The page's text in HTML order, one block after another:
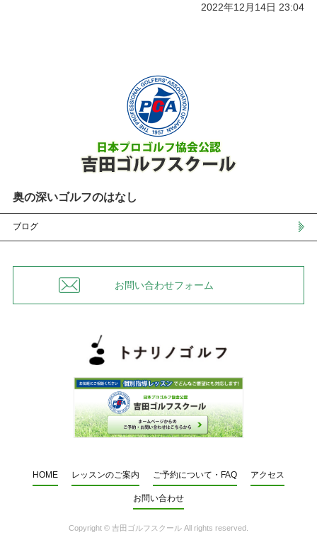
2022年12月14日 23:04
奥の深いゴルフのはなし
ブログ
お問い合わせフォーム
HOME レッスンのご案内 ご予約について・FAQ アクセス
お問い合わせ
Copyright © 吉田ゴルフスクール All rights reserved.